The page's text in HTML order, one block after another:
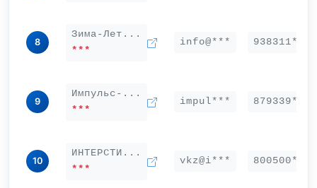
8
Зима-Лет...
***
info@*** 938311***
9
Импульс-...
***
impul*** 879339***
10
ИНТЕРСТИ...
***
vkz@i*** 800500***